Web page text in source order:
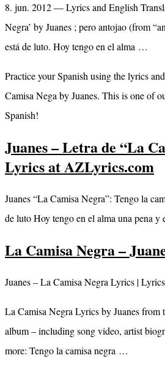
8. jun. 2012 — Lyrics and English
Negra’ by Juanes ; pero antojao (from
está de luto. Hoy tengo en el alma …
Practice your Spanish using the lyrics
Camisa Nega by Juanes. This is one of
Spanish!
Juanes – Letra de “La
Lyrics at AZLyrics.com
Juanes “La Camisa Negra”: Tengo la
de luto Hoy tengo en el alma una pena
La Camisa Negra –
Juanes – La Camisa Negra Lyrics |
La Camisa Negra Lyrics by Juanes from
album – including song video, artist
more: Tengo la camisa negra …